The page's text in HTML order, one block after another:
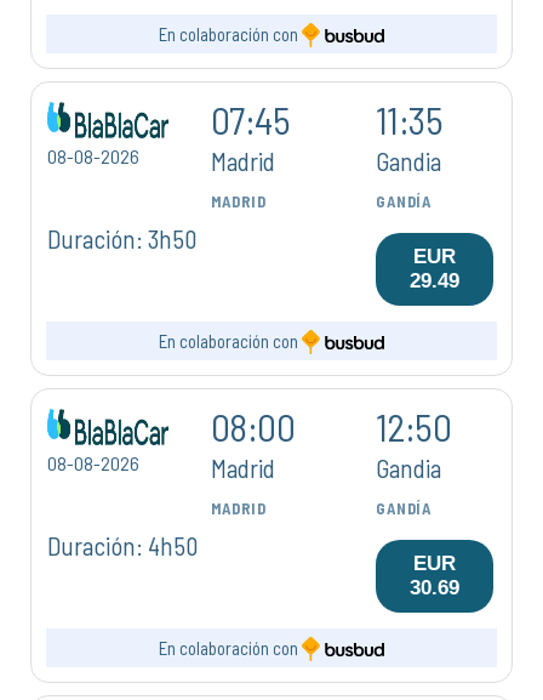
En colaboración con
08-08-2026
07:45
Madrid
MADRID
11:35
Gandia
GANDÍA
Duración: 3h50
EUR
29.49
En colaboración con
08-08-2026
08:00
Madrid
MADRID
12:50
Gandia
GANDÍA
Duración: 4h50
EUR
30.69
En colaboración con